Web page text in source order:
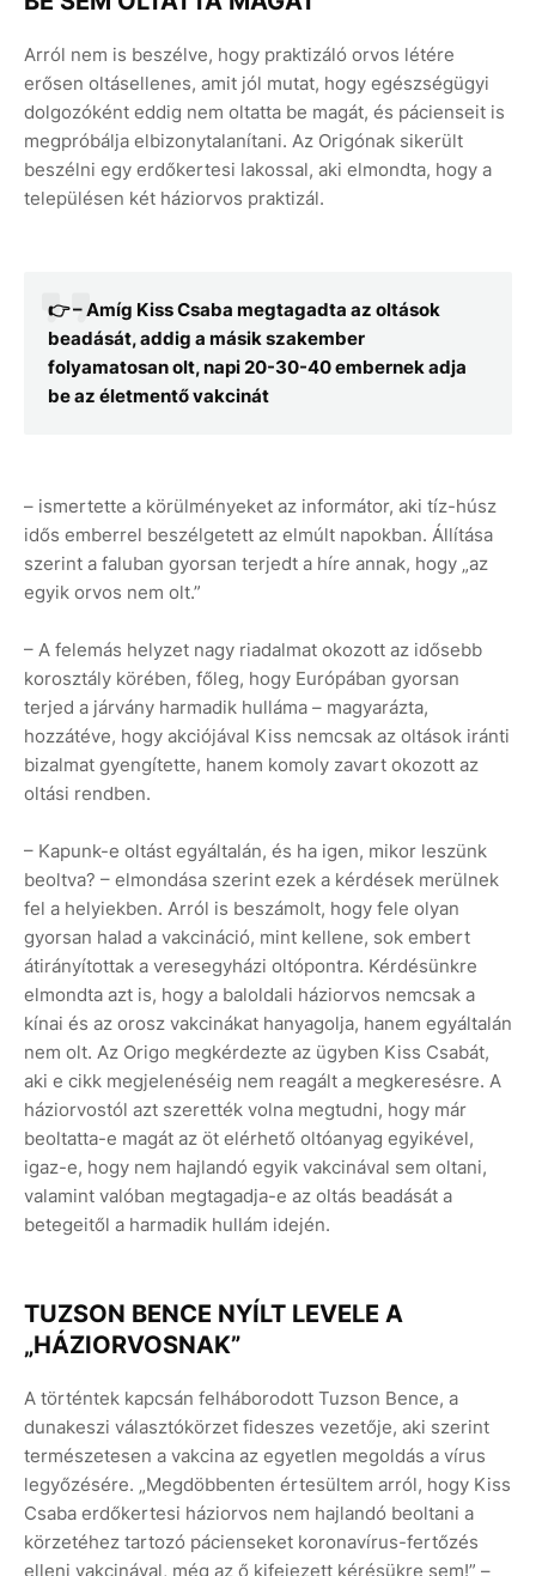
Arról nem is beszélve, hogy praktizáló orvos létére
erősen oltásellenes, amit jól mutat, hogy egészségügyi
dolgozóként eddig nem oltatta be magát, és pácienseit is
megpróbálja elbizonytalanítani. Az Origónak sikerült
beszélni egy erdőkertesi lakossal, aki elmondta, hogy a
településen két háziorvos praktizál.
👉 – Amíg Kiss Csaba megtagadta az oltások
beadását, addig a másik szakember
folyamatosan olt, napi 20-30-40 embernek adja
be az életmentő vakcinát
– ismertette a körülményeket az informátor, aki tíz-húsz
idős emberrel beszélgetett az elmúlt napokban. Állítása
szerint a faluban gyorsan terjedt a híre annak, hogy „az
egyik orvos nem olt.”
– A felemás helyzet nagy riadalmat okozott az idősebb
korosztály körében, főleg, hogy Európában gyorsan
terjed a járvány harmadik hulláma – magyarázta,
hozzátéve, hogy akciójával Kiss nemcsak az oltások iránti
bizalmat gyengítette, hanem komoly zavart okozott az
oltási rendben.
– Kapunk-e oltást egyáltalán, és ha igen, mikor leszünk
beoltva? – elmondása szerint ezek a kérdések merülnek
fel a helyiekben. Arról is beszámolt, hogy fele olyan
gyorsan halad a vakcináció, mint kellene, sok embert
átirányítottak a veresegyházi oltópontra. Kérdésünkre
elmondta azt is, hogy a baloldali háziorvos nemcsak a
kínai és az orosz vakcinákat hanyagolja, hanem egyáltalán
nem olt. Az Origo megkérdezte az ügyben Kiss Csabát,
aki e cikk megjelenéséig nem reagált a megkeresésre. A
háziorvostól azt szerették volna megtudni, hogy már
beoltatta-e magát az öt elérhető oltóanyag egyikével,
igaz-e, hogy nem hajlandó egyik vakcinával sem oltani,
valamint valóban megtagadja-e az oltás beadását a
betegeitől a harmadik hullám idején.
TUZSON BENCE NYÍLT LEVELE A
„HÁZIORVOSNAK”
A történtek kapcsán felháborodott Tuzson Bence, a
dunakeszi választókörzet fideszes vezetője, aki szerint
természetesen a vakcina az egyetlen megoldás a vírus
legyőzésére. „Megdöbbenten értesültem arról, hogy Kiss
Csaba erdőkertesi háziorvos nem hajlandó beoltani a
körzetéhez tartozó pácienseket koronavírus-fertőzés
elleni vakcinával, még az ő kifejezett kérésükre sem!” –